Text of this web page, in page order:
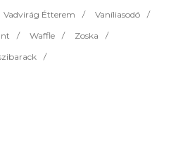
Vadvirág Étterem
Vaníliasodó
Waffle
Zoska